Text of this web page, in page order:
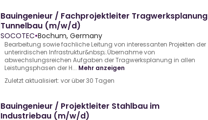
Bauingenieur / Fachprojektleiter Tragwerksplanung
Tunnelbau (m/w/d)
SOCOTEC•Bochum, Germany
Bearbeitung sowie fachliche Leitung von interessanten Projekten der
unterirdischen Infrastruktur&nbsp;.Übernahme von
abwechslungsreichen Aufgaben der Tragwerksplanung in allen
Leistungsphasen der H... Mehr anzeigen
Zuletzt aktualisiert: vor über 30 Tagen
Bauingenieur / Projektleiter Stahlbau im
Industriebau (m/w/d)